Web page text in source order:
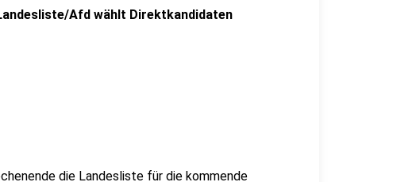
Afd wählt Direktkandidaten
die Landesliste für die kommende